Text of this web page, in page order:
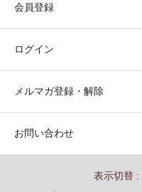
会員登録
ログイン
メルマガ登録・解除
お問い合わせ
表示切替 :